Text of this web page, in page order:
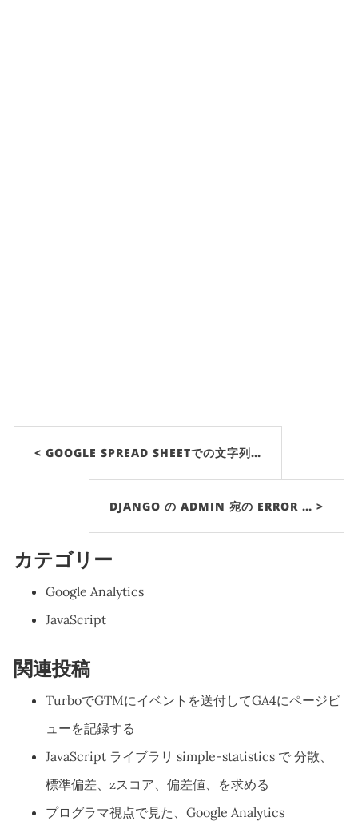
< GOOGLE SPREAD SHEETでの文字列…
DJANGO の ADMIN 宛の ERROR … >
カテゴリー
Google Analytics
JavaScript
関連投稿
TurboでGTMにイベントを送付してGA4にページビ
ューを記録する
JavaScript ライブラリ simple-statistics で 分散、
標準偏差、zスコア、偏差値、を求める
プログラマ視点で見た、Google Analytics